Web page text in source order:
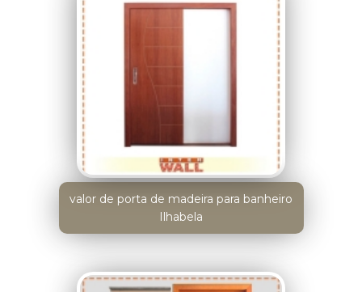
valor de porta de madeira para banheiro
Ilhabela